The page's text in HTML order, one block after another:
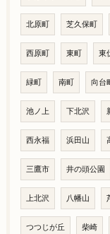
北原町 芝久保町
西原町 東町 東
緑町 南町 向台
池ノ上 下北沢
西永福 浜田山
三鷹市 井の頭公園
上北沢 八幡山
つつじが丘 柴崎